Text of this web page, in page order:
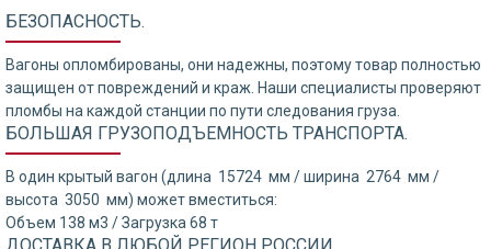
БЕЗОПАСНОСТЬ.
Вагоны опломбированы, они надежны, поэтому товар полностью
защищен от повреждений и краж. Наши специалисты проверяют
пломбы на каждой станции по пути следования груза.
БОЛЬШАЯ ГРУЗОПОДЪЕМНОСТЬ ТРАНСПОРТА.
В один крытый вагон (длина 15724 мм / ширина 2764 мм /
высота 3050 мм) может вместиться:
Объем 138 м3 / Загрузка 68 т